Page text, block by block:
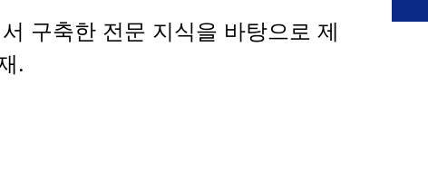
구축한 전문 지식을 바탕으로 제
.